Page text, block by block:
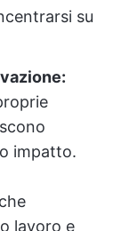
su
impatto.
lavoro e